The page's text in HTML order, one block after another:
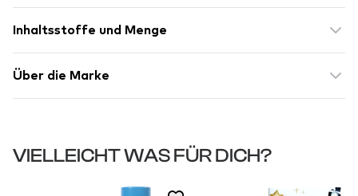
Inhaltsstoffe und Menge
Über die Marke
VIELLEICHT WAS FÜR DICH?